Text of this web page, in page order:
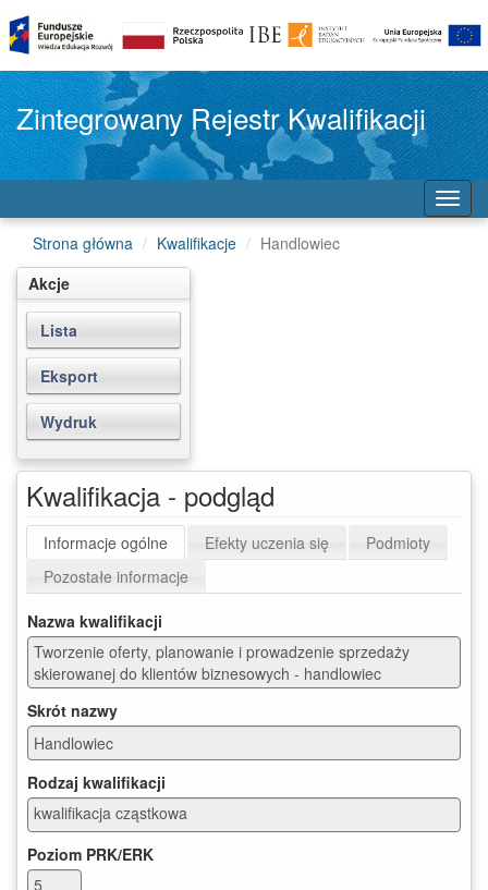
Zintegrowany Rejestr Kwalifikacji
Strona główna
Kwalifikacje
Handlowiec
Akcje
Lista
Eksport
Wydruk
Kwalifikacja - podgląd
Informacje ogólne Efekty uczenia się
Podmioty
Pozostałe informacje
Nazwa kwalifikacji
Tworzenie oferty, planowanie i prowadzenie sprzedaży
skierowanej do klientów biznesowych - handlowiec
Skrót nazwy
Rodzaj kwalifikacji
kwalifikacja cząstkowa
Poziom PRK/ERK
5